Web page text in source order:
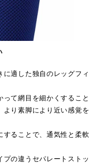
のコンセプトです。
発 KAKU SPORTS OFFICE
System
適した独自のレッグフィ
て網目を細かくすること
より素脚により近い感覚を
することで、通気性と柔軟
プの違うセパレートストッ